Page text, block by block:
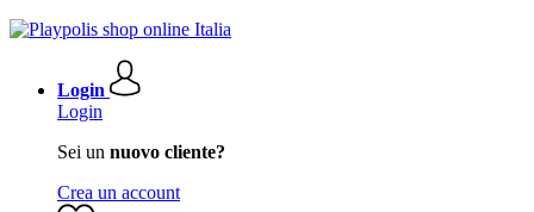
Login
Login
Sei un nuovo cliente?
Crea un account